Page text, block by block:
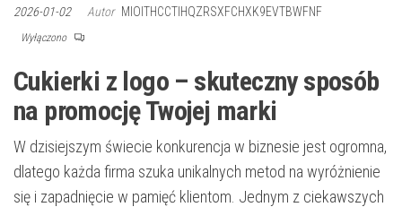
2026-01-02 Autor MIOITHCCTIHQZRSXFCHXK9EVTBWFNF
Wyłączono
Cukierki z logo – skuteczny sposób
na promocję Twojej marki
W dzisiejszym świecie konkurencja w biznesie jest ogromna,
dlatego każda firma szuka unikalnych metod na wyróżnienie
się i zapadnięcie w pamięć klientom. Jednym z ciekawszych